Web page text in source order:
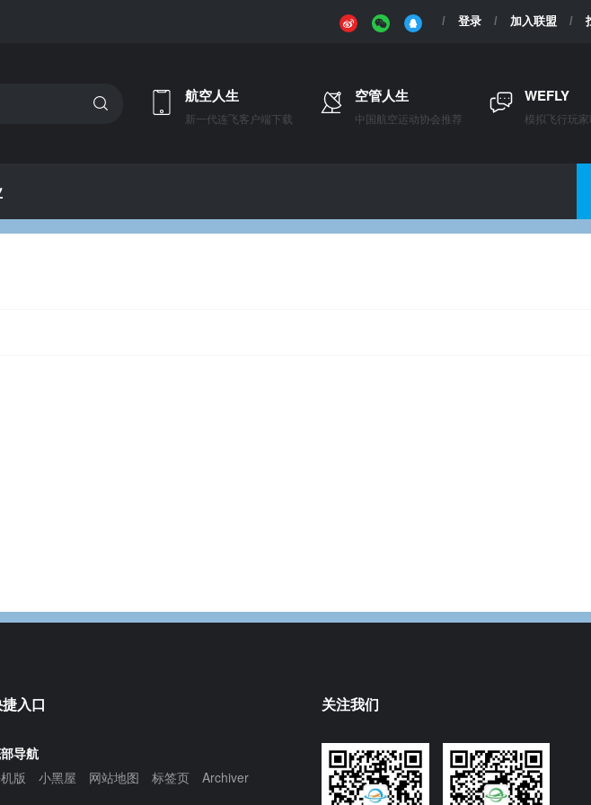
登录 加入联盟
航空人生
新一代连飞客户端下载
空管人生
中国航空运动协会推荐
WEFLY
模拟飞行玩
入口
导航
版
小黑屋 网站地图 标签页
Archiver
关注我们